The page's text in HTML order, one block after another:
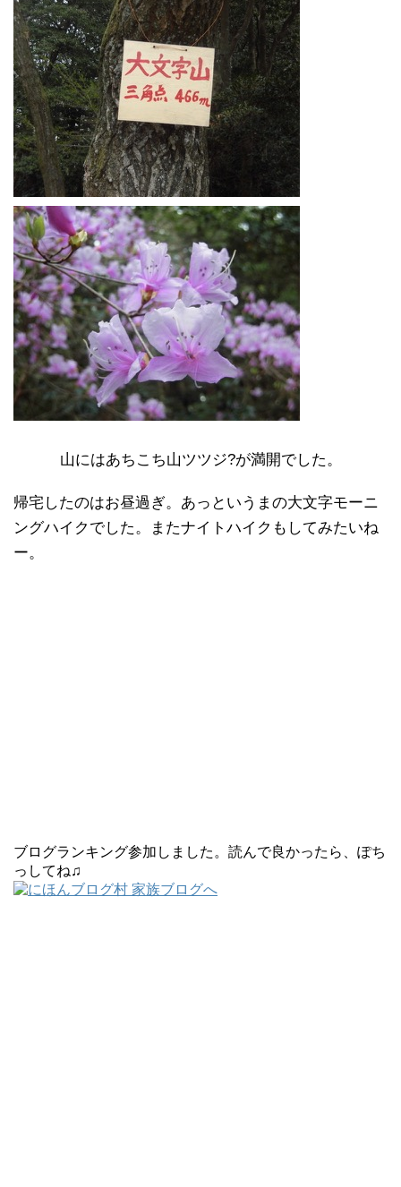
山にはあちこち山ツツジ?が満開でした。
帰宅したのはお昼過ぎ。あっというまの大文字モーニ
ングハイクでした。またナイトハイクもしてみたいね
ー。
ブログランキング参加しました。読んで良かったら、ぽち
っしてね♫